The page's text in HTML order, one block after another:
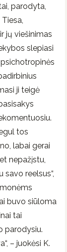
parodyta,
jų viešinimas
slepiasi
ji teigė
tos
labai gerai
nepažįstu,
savo reelsus“,
buvo siūloma
tai
parodysiu.
– juokėsi K.